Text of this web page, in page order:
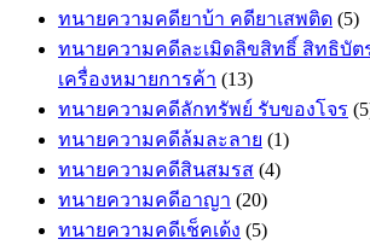
ทนายความคดียาบ้า คดียาเสพติด (5)
ทนายความคดีละเมิดลิขสิทธิ์ สิทธิบัต
เครื่องหมายการค้า (13)
ทนายความคดีลักทรัพย์ รับของโจร
ทนายความคดีล้มละลาย (1)
ทนายความคดีสินสมรส (4)
ทนายความคดีอาญา (20)
ทนายความคดีเช็คเด้ง (5)